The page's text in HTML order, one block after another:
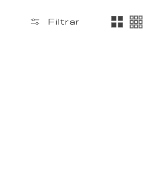
Filtrar